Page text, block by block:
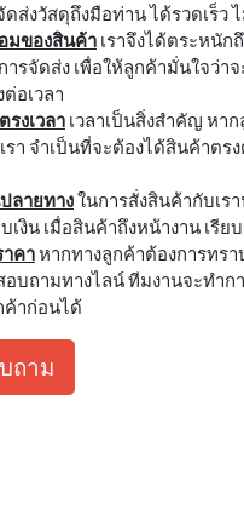
ดส่งวัสดุถึงมือท่าน ได้รวดเร็ว
มของสินค้า เราจึงได้ตระหนัก
ารจัดส่ง เพื่อให้ลูกค้ามั่นใจว่า
อเวลา
งเวลา เวลาเป็นสิ่งสำคัญ หา
รา จำเป็นที่จะต้องได้สินค้าตร
ลายทางในการสั่งสินค้ากับเรา
เงิน เมื่อสินค้าถึงหน้างาน เรีย
าคาหากทางลูกค้าต้องการทรา
อบถามทางไลน์ ทีมงานจะทำ
ค้าก่อนได้
ถาม